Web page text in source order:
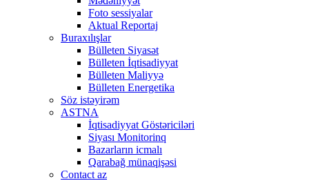
Foto sessiyalar
Aktual Reportaj
Buraxılışlar
Bülleten Siyasət
Bülleten İqtisadiyyat
Bülleten Maliyyə
Bülleten Energetika
Söz istəyirəm
ASTNA
İqtisadiyyat Göstəriciləri
Siyası Monitorinq
Bazarların icmalı
Qarabağ münaqişəsi
Contact az